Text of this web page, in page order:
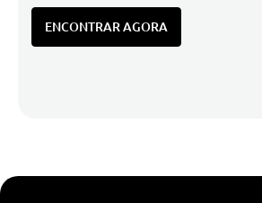
ENCONTRAR AGORA